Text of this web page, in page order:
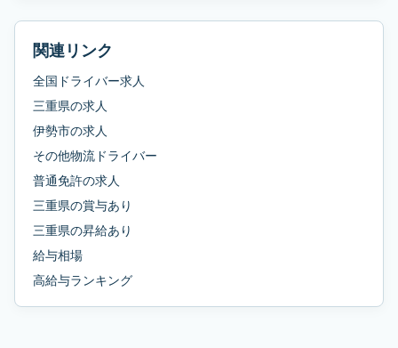
関連リンク
全国ドライバー求人
三重県の求人
伊勢市の求人
その他物流ドライバー
普通免許の求人
三重県の賞与あり
三重県の昇給あり
給与相場
高給与ランキング